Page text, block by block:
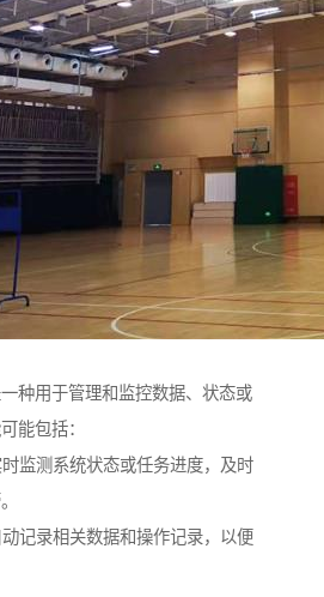
种用于管理和监控数据、状态或
能包括：
监测系统状态或任务进度，及时
记录相关数据和操作记录，以便